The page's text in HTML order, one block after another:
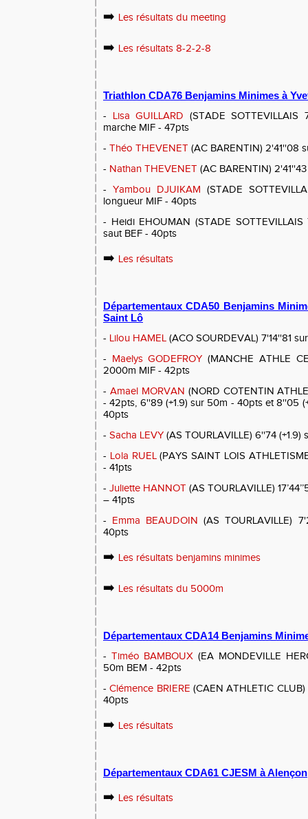
➡️ Les résultats du meeting
➡️ Les résultats 8-2-2-8
Triathlon CDA76 Benjamins Minimes à
- Lisa GUILLARD (STADE
marche MIF - 47pts
- Théo THEVENET (AC BARENTIN) 2'41''08
- Nathan THEVENET (AC BARENTIN)
- Yambou DJUIKAM (STADE
longueur MIF - 40pts
- Heidi EHOUMAN (STADE
saut BEF - 40pts
➡️ Les résultats
Départementaux CDA50 Benjamins
Saint Lô
- Lilou HAMEL (ACO SOURDEVAL) 7'14''81
- Maelys GODEFROY (MANCHE ATHLE
2000m MIF - 42pts
- Amael MORVAN (NORD COTENTIN
- 42pts, 6''89 (+1.9) sur 50m - 40pts et 8''05
40pts
- Sacha LEVY (AS TOURLAVILLE) 6''74
- Lola RUEL(PAYS SAINT LOIS
- 41pts
- Juliette HANNOT (AS TOURLAVILLE)
– 41pts
- Emma BEAUDOIN (AS TOURLAVILLE)
40pts
➡️ Les résultats benjamins minimes
➡️ Les résultats du 5000m
Départementaux CDA14 Benjamins
- Timéo BAMBOUX (EA MONDEVILLE
50m BEM - 42pts
-Clémence BRIERE (CAEN ATHLETIC
40pts
➡️ Les résultats
Départementaux CDA61 CJESM à Alençon
➡️ Les résultats